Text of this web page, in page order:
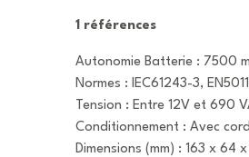
1 références
Autonomie Batterie : 7500
Normes : IEC61243-3,
Tension : Entre 12V et 690
Conditionnement : Avec
Dimensions (mm) : 163 x 64